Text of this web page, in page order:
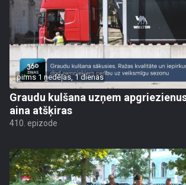
pirms 1 nedēļas, 1 dienas
Graudu kulšana uzņem
aina atšķiras
410. epizode